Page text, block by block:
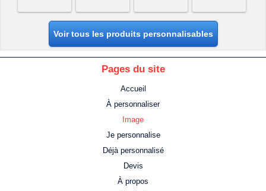
Voir tous les produits personnalisables
Pages du site
Accueil
À personnaliser
Image
Je personnalise
Déjà personnalisé
Devis
À propos